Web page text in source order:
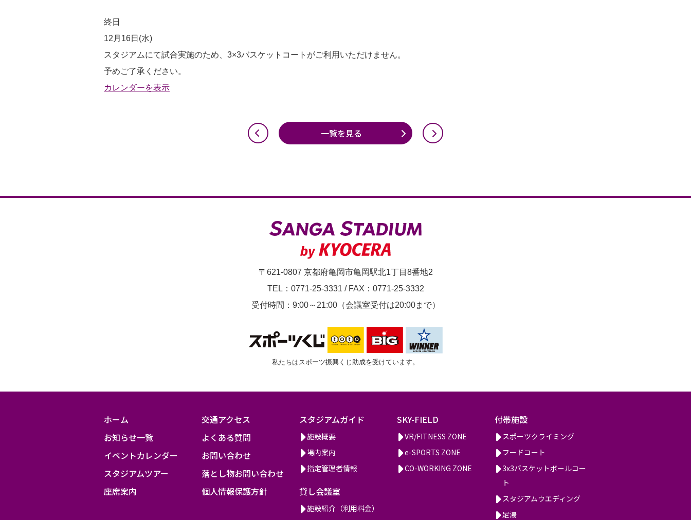
3×3
バ
ス
ケ
ッ
終日
12月16日(水)
スタジアムにて試合実施のため、3×3バスケットコートがご利用いただけません。
予めご了承ください。
カレンダーを表示
一覧を見る
〒621-0807 京都府亀岡市亀岡駅北1丁目8番地2
TEL：0771-25-3331 / FAX：0771-25-3332
受付時間：9:00～21:00（会議室受付は20:00まで）
私たちはスポーツ振興くじ助成を受けています。
ホーム
お知らせ一覧
イベントカレンダー
スタジアムツアー
座席案内
交通アクセス
よくある質問
お問い合わせ
落とし物お問い合わせ
個人情報保護方針
スタジアムガイド
施設概要
場内案内
指定管理者情報
貸し会議室
施設紹介（利用料金）
SKY-FIELD
VR/FITNESS ZONE
e-SPORTS ZONE
CO-WORKING ZONE
付帯施設
スポーツクライミング
フードコート
3x3バスケットボールコー
ト
スタジアムウエディング
足湯